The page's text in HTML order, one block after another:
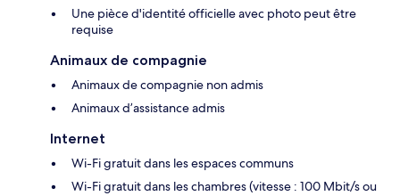
Une pièce d'identité officielle avec photo peut être
requise
Animaux de compagnie
Animaux de compagnie non admis
Animaux d’assistance admis
Internet
Wi-Fi gratuit dans les espaces communs
Wi-Fi gratuit dans les chambres (vitesse : 100 Mbit/s ou